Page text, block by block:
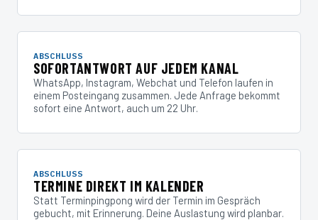
ABSCHLUSS
SOFORTANTWORT AUF JEDEM KANAL
WhatsApp, Instagram, Webchat und Telefon laufen in
einem Posteingang zusammen. Jede Anfrage bekommt
sofort eine Antwort, auch um 22 Uhr.
ABSCHLUSS
TERMINE DIREKT IM KALENDER
Statt Terminpingpong wird der Termin im Gespräch
gebucht, mit Erinnerung. Deine Auslastung wird planbar.